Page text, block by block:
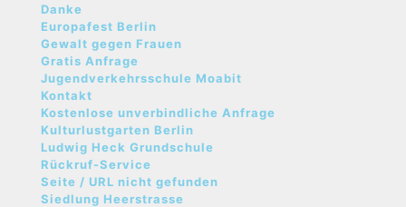
Danke
Europafest Berlin
Gewalt gegen Frauen
Gratis Anfrage
Jugendverkehrsschule Moabit
Kontakt
Kostenlose unverbindliche Anfrage
Kulturlustgarten Berlin
Ludwig Heck Grundschule
Rückruf-Service
Seite / URL nicht gefunden
Siedlung Heerstrasse